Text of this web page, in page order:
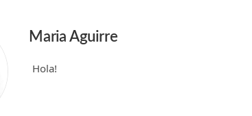
Maria Aguirre
Hola!